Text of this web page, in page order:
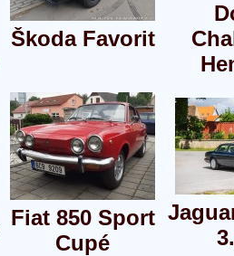
Škoda Favorit
Fiat 850 Sport
Cupé